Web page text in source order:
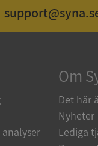
Om
Det här
Nyheter
Lediga
kakor tillåter
som
Webbplatsen kan
ordentligt utan strikt